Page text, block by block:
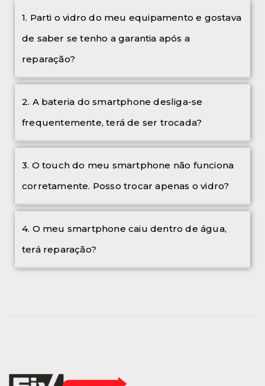
1. Parti o vidro do meu equipamento e gostava
de saber se tenho a garantia após a
reparação?
2. A bateria do smartphone desliga-se
frequentemente, terá de ser trocada?
3. O touch do meu smartphone não funciona
corretamente. Posso trocar apenas o vidro?
4. O meu smartphone caiu dentro de água,
terá reparação?